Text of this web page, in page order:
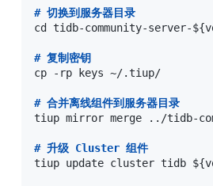
# 切换到服务器目录
cd tidb-community-server-
# 复制密钥
cp -rp keys ~/.tiup/
# 合并离线组件到服务器目录
tiup mirror merge ../tidb-
# 升级 Cluster 组件
tiup update cluster tidb